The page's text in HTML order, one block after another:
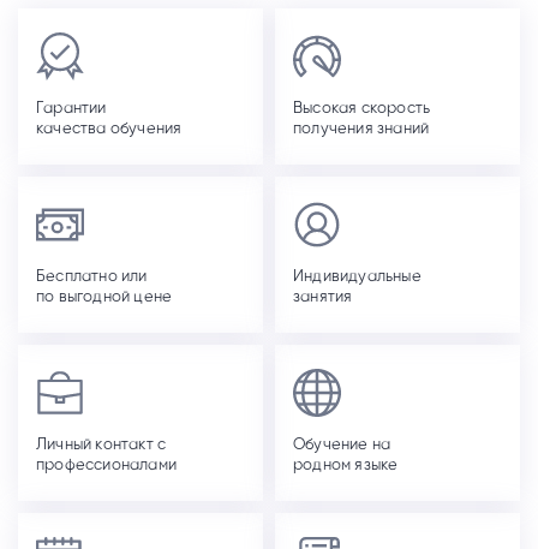
Гарантии
качества обучения
Высокая скорость
получения знаний
Бесплатно или
по выгодной цене
Индивидуальные
занятия
Личный контакт с
профессионалами
Обучение на
родном языке